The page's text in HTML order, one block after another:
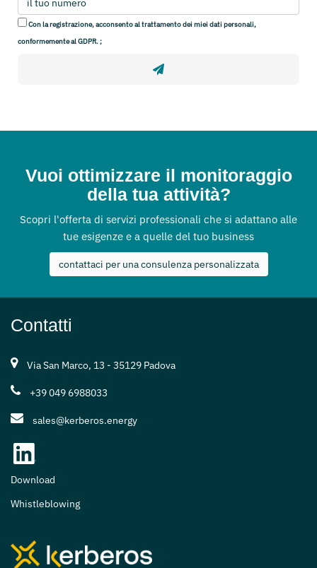
Con la registrazione, acconsento al trattamento dei miei dati personali,
conformemente al GDPR. ;
Vuoi ottimizzare il monitoraggio
della tua attività?
Scopri l'offerta di servizi professionali che si adattano alle
tue esigenze e a quelle del tuo business
contattaci per una consulenza personalizzata
Contatti
Via San Marco, 13 - 35129 Padova
+39 049 6988033
sales@kerberos.energy
Download
Whistleblowing